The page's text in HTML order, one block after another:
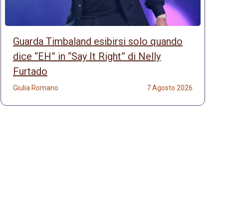
Guarda Timbaland esibirsi solo quando
dice “EH” in “Say It Right” di Nelly
Furtado
Giulia Romano 7 Agosto 2026